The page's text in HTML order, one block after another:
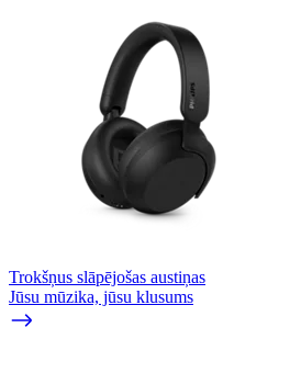
Trokšņus slāpējošas austiņas
Jūsu mūzika, jūsu klusums